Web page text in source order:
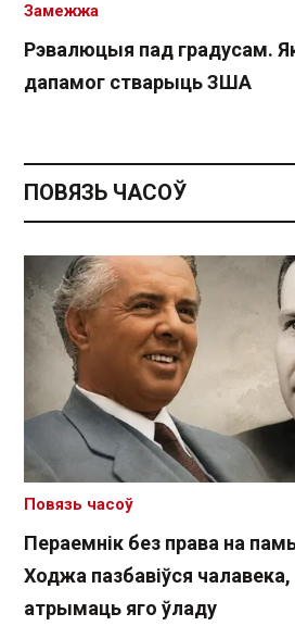
Рэвалюцыя пад градусам.
дапамог стварыць ЗША
Замежжа
ПОВЯЗЬ ЧАСОЎ
Пераемнік без права на
Ходжа пазбавіўся чалавека,
атрымаць яго ўладу
Повязь часоў